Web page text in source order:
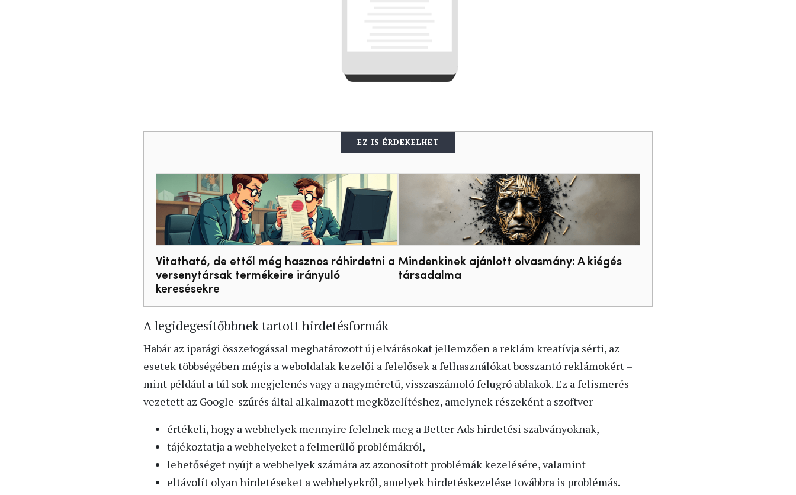
EZ IS ÉRDEKELHET
Vitatható, de ettől még hasznos ráhirdetni a
versenytársak termékeire irányuló
keresésekre
Mindenkinek ajánlott olvasmány: A kiégés
társadalma
A legidegesítőbbnek tartott hirdetésformák
Habár az iparági összefogással meghatározott új elvárásokat jellemzően a reklám kreatívja sérti, az
esetek többségében mégis a weboldalak kezelői a felelősek a felhasználókat bosszantó reklámokért –
mint például a túl sok megjelenés vagy a nagyméretű, visszaszámoló felugró ablakok. Ez a felismerés
vezetett az Google-szűrés által alkalmazott megközelítéshez, amelynek részeként a szoftver
értékeli, hogy a webhelyek mennyire felelnek meg a Better Ads hirdetési szabványoknak,
tájékoztatja a webhelyeket a felmerülő problémákról,
lehetőséget nyújt a webhelyek számára az azonosított problémák kezelésére, valamint
eltávolít olyan hirdetéseket a webhelyekről, amelyek hirdetéskezelése továbbra is problémás.